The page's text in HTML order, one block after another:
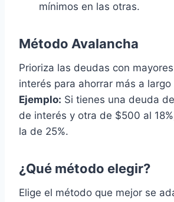
mínimos en las otras.
Método Avalancha
Prioriza las deudas con
interés para ahorrar más a largo
Ejemplo: Si tienes una deuda
de interés y otra de $500 al
la de 25%.
¿Qué método elegir?
Elige el método que mejor se